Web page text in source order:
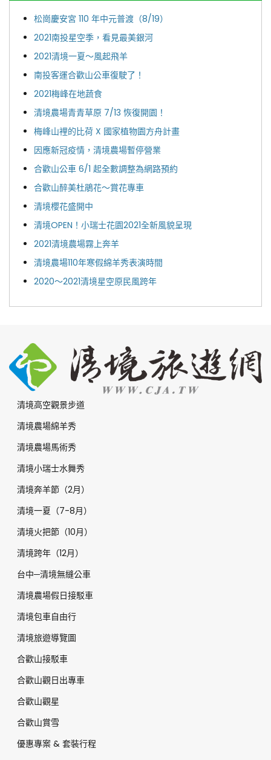
松崗慶安宮 110 年中元普渡（8/19）
2021南投星空季，看見最美銀河
2021清境一夏～風起飛羊
南投客運合歡山公車復駛了！
2021梅峰在地蔬食
清境農場青青草原 7/13 恢復開園！
梅峰山裡的比荷 X 國家植物園方舟計畫
因應新冠疫情，清境農場暫停營業
合歡山公車 6/1 起全數調整為網路預約
合歡山醉美杜鵑花～賞花專車
清境櫻花盛開中
清境OPEN！小瑞士花園2021全新風貌呈現
2021清境農場霧上奔羊
清境農場110年寒假綿羊秀表演時間
2020～2021清境星空原民風跨年
清境高空觀景步道
清境農場綿羊秀
清境農場馬術秀
清境小瑞士水舞秀
清境奔羊節（2月）
清境一夏（7-8月）
清境火把節（10月）
清境跨年（12月）
台中─清境無縫公車
清境農場假日接駁車
清境包車自由行
清境旅遊導覽圖
合歡山接駁車
合歡山觀日出專車
合歡山觀星
合歡山賞雪
優惠專案 & 套裝行程